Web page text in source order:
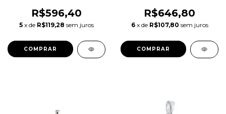
CENTRO REDONDA
BRANCA 2MM
DRIGARHT40-5.1064
R$596,40
5 x de R$119,28 sem juros
CENTRO REDONDA
BRANCA 2MM
DRIBRRH.1064
R$646,80
6 x de R$107,80 sem juros